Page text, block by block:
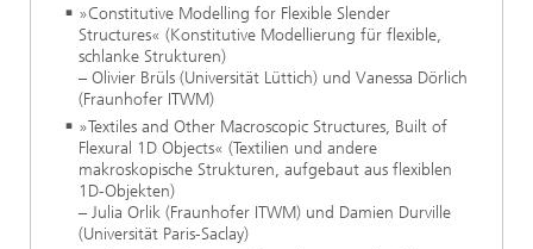
»Constitutive Modelling for Flexible Slender
Structures« (Konstitutive Modellierung für flexible,
schlanke Strukturen)
– Olivier Brüls (Universität Lüttich) und Vanessa Dörlich
(Fraunhofer ITWM)
»Textiles and Other Macroscopic Structures, Built of
Flexural 1D Objects« (Textilien und andere
makroskopische Strukturen, aufgebaut aus flexiblen
1D-Objekten)
– Julia Orlik (Fraunhofer ITWM) und Damien Durville
(Universität Paris-Saclay)